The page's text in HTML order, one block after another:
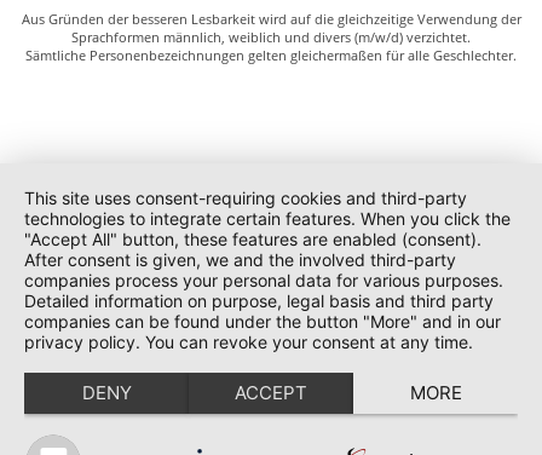
Aus Gründen der besseren Lesbarkeit wird auf die gleichzeitige Verwendung der
Sprachformen männlich, weiblich und divers (m/w/d) verzichtet.
Sämtliche Personenbezeichnungen gelten gleichermaßen für alle Geschlechter.
This site uses consent-requiring cookies and third-party
technologies to integrate certain features. When you click the
"Accept All" button, these features are enabled (consent).
After consent is given, we and the involved third-party
companies process your personal data for various purposes.
Detailed information on purpose, legal basis and third party
companies can be found under the button "More" and in our
privacy policy. You can revoke your consent at any time.
DENY ACCEPT MORE